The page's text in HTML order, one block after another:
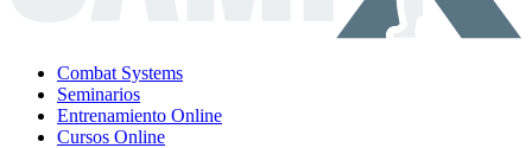
Combat Systems
Seminarios
Entrenamiento Online
Cursos Online